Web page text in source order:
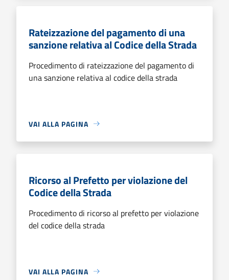
Rateizzazione del pagamento di una
sanzione relativa al Codice della Strada
Procedimento di rateizzazione del pagamento di
una sanzione relativa al codice della strada
VAI ALLA PAGINA
Ricorso al Prefetto per violazione del
Codice della Strada
Procedimento di ricorso al prefetto per violazione
del codice della strada
VAI ALLA PAGINA